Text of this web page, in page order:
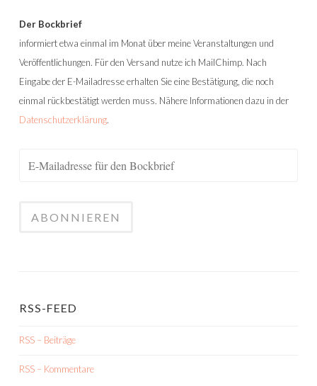
Der Bockbrief
informiert etwa einmal im Monat über meine Veranstaltungen und
Veröffentlichungen. Für den Versand nutze ich MailChimp. Nach
Eingabe der E-Mailadresse erhalten Sie eine Bestätigung, die noch
einmal rückbestätigt werden muss. Nähere Informationen dazu in der
Datenschutzerklärung.
RSS-FEED
RSS – Beiträge
RSS – Kommentare